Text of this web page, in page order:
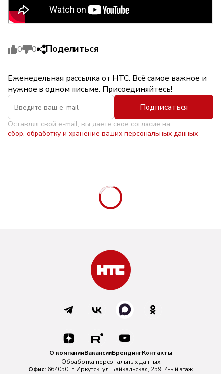
0 0 Поделиться
Еженедельная рассылка от НТС. Всё самое важное и
нужное в одном письме. Присоединяйтесь!
Подписаться
Оставляя свой e-mail, вы даете свое согласие на
сбор, обработку и хранение ваших персональных данных
О компанииВакансииБрендингКонтакты
Обработка персональных данных
Офис: 664050, г. Иркутск, ул. Байкальская, 259, 4-ый этаж